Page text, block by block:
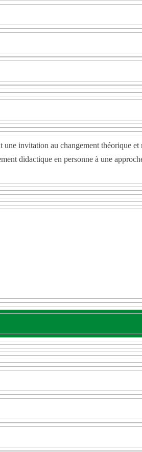
invitation au changement théorique
didactique en personne à une